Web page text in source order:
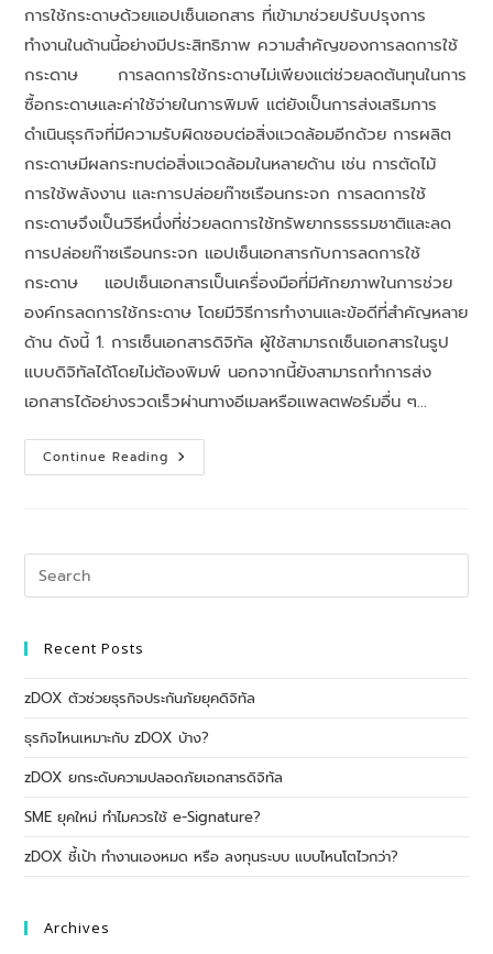
การใช้กระดาษด้วยแอปเซ็นเอกสาร ที่เข้ามาช่วยปรับปรุงการ
ทำงานในด้านนี้อย่างมีประสิทธิภาพ ความสำคัญของการลดการใช้
กระดาษ การลดการใช้กระดาษไม่เพียงแต่ช่วยลดต้นทุนในการ
ซื้อกระดาษและค่าใช้จ่ายในการพิมพ์ แต่ยังเป็นการส่งเสริมการ
ดำเนินธุรกิจที่มีความรับผิดชอบต่อสิ่งแวดล้อมอีกด้วย การผลิต
กระดาษมีผลกระทบต่อสิ่งแวดล้อมในหลายด้าน เช่น การตัดไม้
การใช้พลังงาน และการปล่อยก๊าซเรือนกระจก การลดการใช้
กระดาษจึงเป็นวิธีหนึ่งที่ช่วยลดการใช้ทรัพยากรธรรมชาติและลด
การปล่อยก๊าซเรือนกระจก แอปเซ็นเอกสารกับการลดการใช้
กระดาษ แอปเซ็นเอกสารเป็นเครื่องมือที่มีศักยภาพในการช่วย
องค์กรลดการใช้กระดาษ โดยมีวิธีการทำงานและข้อดีที่สำคัญหลาย
ด้าน ดังนี้ 1. การเซ็นเอกสารดิจิทัล ผู้ใช้สามารถเซ็นเอกสารในรูป
แบบดิจิทัลได้โดยไม่ต้องพิมพ์ นอกจากนี้ยังสามารถทำการส่ง
เอกสารได้อย่างรวดเร็วผ่านทางอีเมลหรือแพลตฟอร์มอื่น ๆ…
Continue Reading
Recent Posts
zDOX ตัวช่วยธุรกิจประกันภัยยุคดิจิทัล
ธุรกิจไหนเหมาะกับ zDOX บ้าง?
zDOX ยกระดับความปลอดภัยเอกสารดิจิทัล
SME ยุคใหม่ ทำไมควรใช้ e-Signature?
zDOX ชี้เป้า ทำงานเองหมด หรือ ลงทุนระบบ แบบไหนโตไวกว่า?
Archives